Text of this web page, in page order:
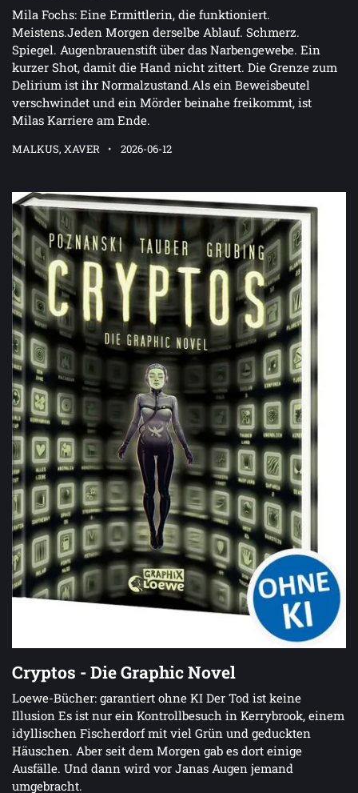
Mila Fochs: Eine Ermittlerin, die funktioniert.
Meistens.Jeden Morgen derselbe Ablauf. Schmerz.
Spiegel. Augenbrauenstift über das Narbengewebe. Ein
kurzer Shot, damit die Hand nicht zittert. Die Grenze zum
Delirium ist ihr Normalzustand.Als ein Beweisbeutel
verschwindet und ein Mörder beinahe freikommt, ist
Milas Karriere am Ende.
MALKUS, XAVER 2026-06-12
Cryptos - Die Graphic Novel
Loewe-Bücher: garantiert ohne KI Der Tod ist keine
Illusion Es ist nur ein Kontrollbesuch in Kerrybrook, einem
idyllischen Fischerdorf mit viel Grün und geduckten
Häuschen. Aber seit dem Morgen gab es dort einige
Ausfälle. Und dann wird vor Janas Augen jemand
umgebracht.